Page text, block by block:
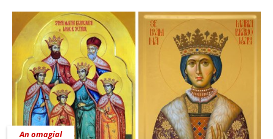
An omagial